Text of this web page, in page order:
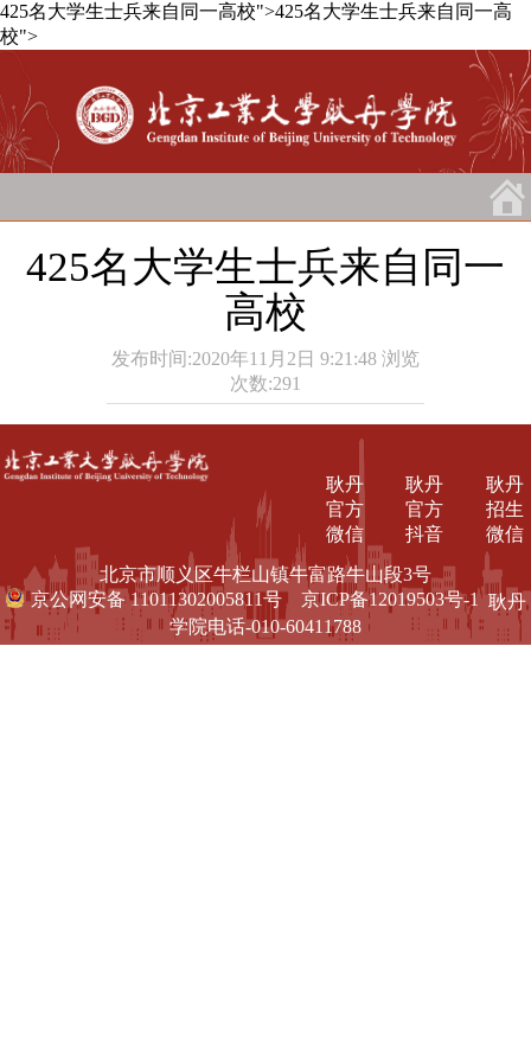
425名大学生士兵来自同一高校">425名大学生士兵来自同一高
校">
425名大学生士兵来自同一
高校
发布时间:2020年11月2日 9:21:48 浏览
次数:291
耿丹
招生
微信
耿丹
官方
抖音
耿丹
官方
微信
北京市顺义区牛栏山镇牛富路牛山段3号
京公网安备 11011302005811号
京ICP备12019503号-1耿丹
学院电话-010-60411788